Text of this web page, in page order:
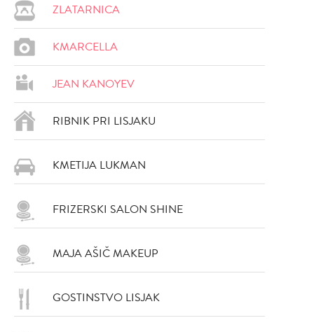
VŠEČNO (17)
DODAJ
VŠEČNO (16) VŠEČNO (16)
ZLATARNICA
KMARCELLA
JEAN KANOYEV
RIBNIK PRI LISJAKU
KMETIJA LUKMAN
FRIZERSKI SALON SHINE
MAJA AŠIČ MAKEUP
GOSTINSTVO LISJAK